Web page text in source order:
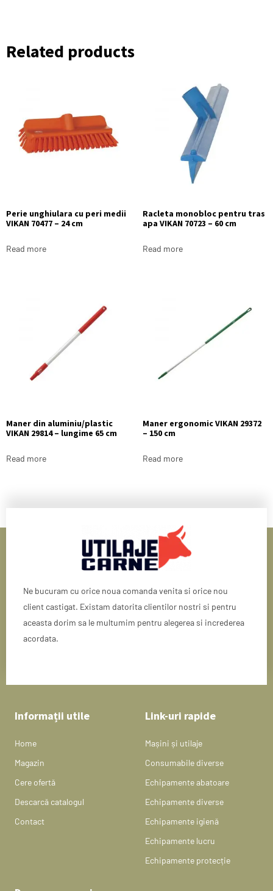
Related products
Perie unghiulara cu peri medii
VIKAN 70477 – 24 cm
Read more
Racleta monobloc pentru tras
apa VIKAN 70723 – 60 cm
Read more
Maner din aluminiu/plastic
VIKAN 29814 – lungime 65 cm
Read more
Maner ergonomic VIKAN 29372
– 150 cm
Read more
Ne bucuram cu orice noua comanda venita si orice nou
client castigat. Existam datorita clientilor nostri si pentru
aceasta dorim sa le multumim pentru alegerea si increderea
acordata.
Informații utile
Home
Magazin
Cere ofertă
Descarcă catalogul
Contact
Link-uri rapide
Mașini și utilaje
Consumabile diverse
Echipamente abatoare
Echipamente diverse
Echipamente igienă
Echipamente lucru
Echipamente protecție